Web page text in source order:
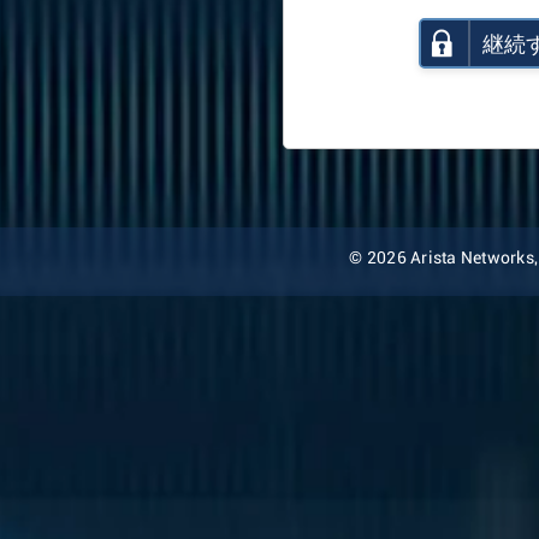
継続
© 2026 Arista